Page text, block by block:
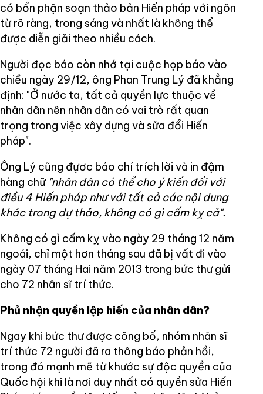
có bổn phận soạn thảo bản Hiến pháp với ngôn
từ rõ ràng, trong sáng và nhất là không thể
được diễn giải theo nhiều cách.
Người đọc báo còn nhớ tại cuộc họp báo vào
chiều ngày 29/12, ông Phan Trung Lý đã khẳng
định: "Ở nước ta, tất cả quyền lực thuộc về
nhân dân nên nhân dân có vai trò rất quan
trọng trong việc xây dựng và sửa đổi Hiến
pháp".
Ông Lý cũng đựơc báo chí trích lời và in đậm
hàng chữ "nhân dân có thể cho ý kiến đối với
điều 4 Hiến pháp như với tất cả các nội dung
khác trong dự thảo, không có gì cấm kỵ cả".
Không có gì cấm kỵ vào ngày 29 tháng 12 năm
ngoái, chỉ một hơn tháng sau đã bị vất đi vào
ngày 07 tháng Hai năm 2013 trong bức thư gửi
cho 72 nhân sĩ trí thức.
Phủ nhận quyền lập hiến của nhân dân?
Ngay khi bức thư được công bố, nhóm nhân sĩ
trí thức 72 người đã ra thông báo phản hồi,
trong đó mạnh mẽ từ khước sự độc quyền của
Quốc hội khi là nơi duy nhất có quyền sửa Hiến